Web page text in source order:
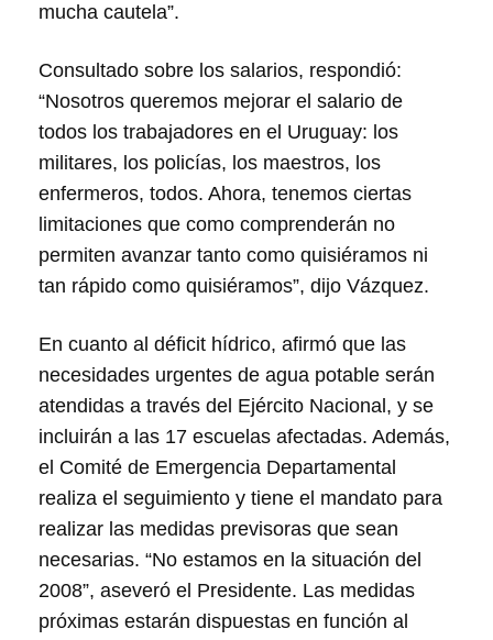
mucha cautela”.
Consultado sobre los salarios, respondió:
“Nosotros queremos mejorar el salario de
todos los trabajadores en el Uruguay: los
militares, los policías, los maestros, los
enfermeros, todos. Ahora, tenemos ciertas
limitaciones que como comprenderán no
permiten avanzar tanto como quisiéramos ni
tan rápido como quisiéramos”, dijo Vázquez.
En cuanto al déficit hídrico, afirmó que las
necesidades urgentes de agua potable serán
atendidas a través del Ejército Nacional, y se
incluirán a las 17 escuelas afectadas. Además,
el Comité de Emergencia Departamental
realiza el seguimiento y tiene el mandato para
realizar las medidas previsoras que sean
necesarias. “No estamos en la situación del
2008”, aseveró el Presidente. Las medidas
próximas estarán dispuestas en función al